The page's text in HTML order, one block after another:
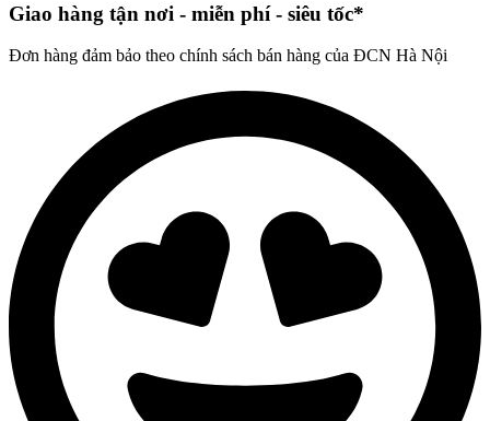
Giao hàng tận nơi - miễn phí - siêu tốc*
Đơn hàng đảm bảo theo chính sách bán hàng của ĐCN Hà Nội